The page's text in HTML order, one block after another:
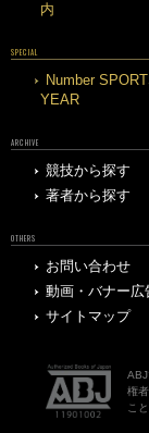
内
SPECIAL
Number
YEAR
ARCHIVE
競技から探す
著者から探す
OTHERS
お問い合わせ
動画・バナー広
サイトマップ
権
こ